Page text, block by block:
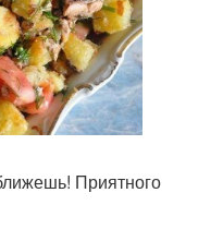
Приятного